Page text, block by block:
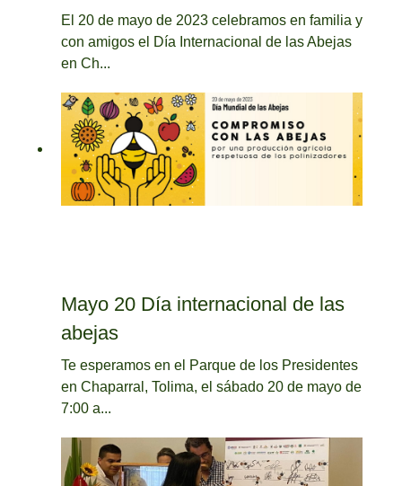
El 20 de mayo de 2023 celebramos en familia y
con amigos el Día Internacional de las Abejas
en Ch...
Mayo 20 Día internacional de las
abejas
Te esperamos en el Parque de los Presidentes
en Chaparral, Tolima, el sábado 20 de mayo de
7:00 a...